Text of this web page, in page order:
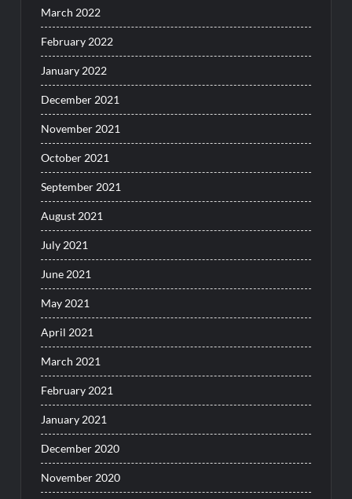
March 2022
February 2022
January 2022
December 2021
November 2021
October 2021
September 2021
August 2021
July 2021
June 2021
May 2021
April 2021
March 2021
February 2021
January 2021
December 2020
November 2020